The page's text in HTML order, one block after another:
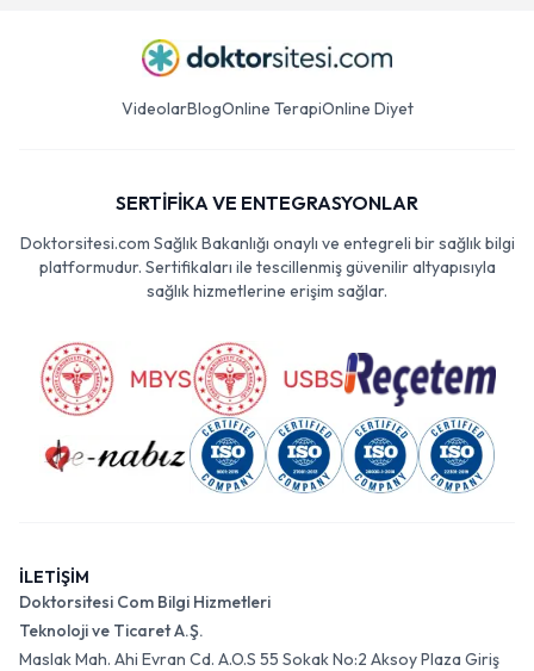
VideolarBlogOnline TerapiOnline Diyet
SERTİFİKA VE ENTEGRASYONLAR
Doktorsitesi.com Sağlık Bakanlığı onaylı ve entegreli bir sağlık bilgi
platformudur. Sertifikaları ile tescillenmiş güvenilir altyapısıyla
sağlık hizmetlerine erişim sağlar.
İLETİŞİM
Doktorsitesi Com Bilgi Hizmetleri
Teknoloji ve Ticaret A.Ş.
Maslak Mah. Ahi Evran Cd. A.O.S 55 Sokak No:2 Aksoy Plaza Giriş